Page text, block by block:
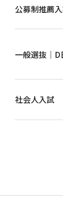
公募制推薦
一般選抜｜D
社会人入試